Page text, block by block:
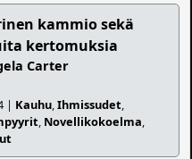
kammio sekä
kertomuksia
Carter
| Kauhu,Ihmissudet,
, Novellikokoelma,